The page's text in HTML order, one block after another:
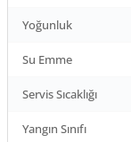
Yoğunluk
Su Emme
Servis Sıcaklığı
Yangın Sınıfı